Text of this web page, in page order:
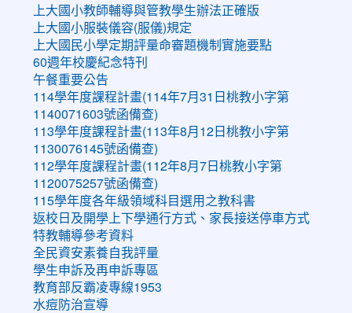
上大國小教師輔導與管教學生辦法正確版
上大國小服裝儀容(服儀)規定
上大國民小學定期評量命審題機制實施要點
60週年校慶紀念特刊
午餐重要公告
114學年度課程計畫(114年7月31日桃教小字第
1140071603號函備查)
113學年度課程計畫(113年8月12日桃教小字第
1130076145號函備查)
112學年度課程計畫(112年8月7日桃教小字第
1120075257號函備查)
115學年度各年級領域科目選用之教科書
返校日及開學上下學通行方式、家長接送停車方式
特教輔導參考資料
全民資安素養自我評量
學生申訴及再申訴專區
教育部反霸凌專線1953
水痘防治宣導